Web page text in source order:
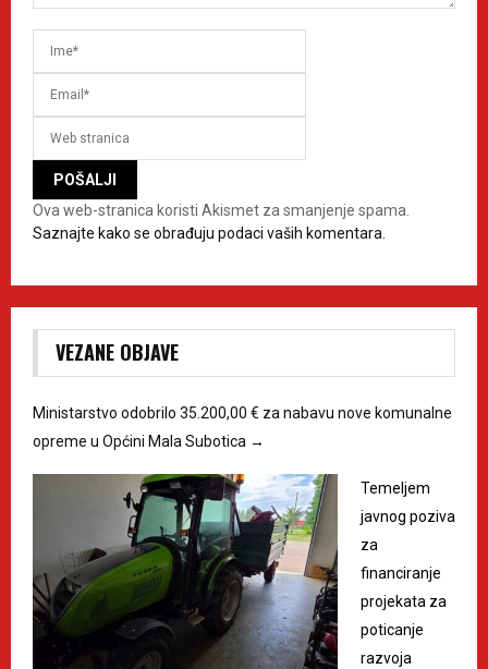
Ova web-stranica koristi Akismet za smanjenje spama.
Saznajte kako se obrađuju podaci vaših komentara.
VEZANE OBJAVE
Ministarstvo odobrilo 35.200,00 € za nabavu nove komunalne
opreme u Općini Mala Subotica →
Temeljem
javnog poziva
za
financiranje
projekata za
poticanje
razvoja